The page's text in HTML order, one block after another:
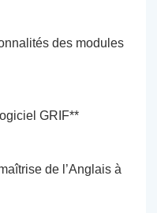
des modules
GRIF**
de l’Anglais à